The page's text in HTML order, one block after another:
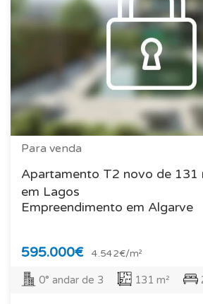
Para venda
Apartamento T2 novo de 131
em Lagos
Empreendimento em Algarve
595.000€ 4.542€/m²
0° andar de 3 131 m²